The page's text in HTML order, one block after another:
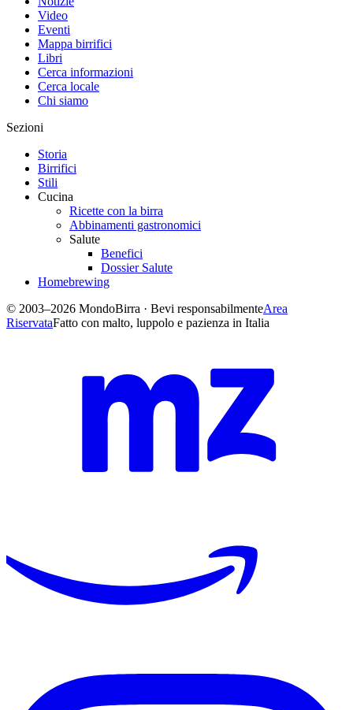
Video
Eventi
Mappa birrifici
Libri
Cerca informazioni
Cerca locale
Chi siamo
Sezioni
Storia
Birrifici
Stili
Cucina
Ricette con la birra
Abbinamenti gastronomici
Salute
Benefici
Dossier Salute
Homebrewing
© 2003–2026 MondoBirra · Bevi responsabilmenteArea
RiservataFatto con malto, luppolo e pazienza in Italia